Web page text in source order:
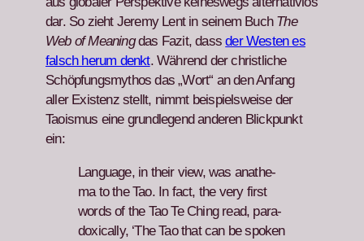
dar. So zieht Jere­my Lent in seinem Buch The
Web of Mean­ingdas Faz­it, dassder West­en es
falsch herum denkt. Während der christliche
Schöp­fungsmythos das „Wort“ an den Anfang
aller Exis­tenz stellt, nimmt beispiel­sweise der
Tao­is­mus eine grundle­gend anderen Blick­punkt
ein:
Lan­guage, in their view, was anath­e­
ma to the Tao. In fact, the very first
words of the Tao Te Ching read, para­
dox­i­cal­ly, ‘The Tao that can be spo­ken